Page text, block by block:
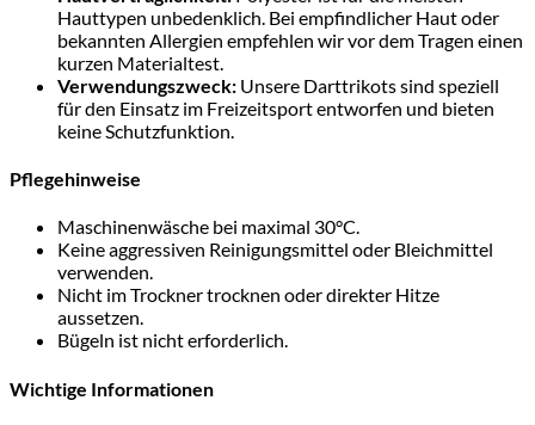
Hauttypen unbedenklich. Bei empfindlicher Haut oder
bekannten Allergien empfehlen wir vor dem Tragen einen
kurzen Materialtest.
Verwendungszweck: Unsere Darttrikots sind speziell
für den Einsatz im Freizeitsport entworfen und bieten
keine Schutzfunktion.
Pflegehinweise
Maschinenwäsche bei maximal 30°C.
Keine aggressiven Reinigungsmittel oder Bleichmittel
verwenden.
Nicht im Trockner trocknen oder direkter Hitze
aussetzen.
Bügeln ist nicht erforderlich.
Wichtige Informationen